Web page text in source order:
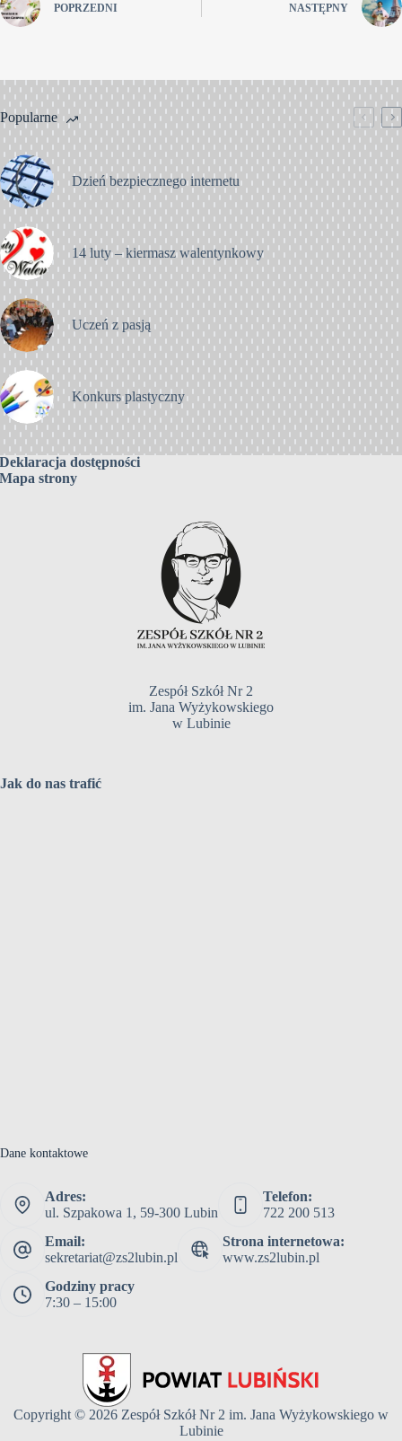
POPRZEDNI NASTĘPNY
Popularne
Dzień bezpiecznego internetu
14 luty – kiermasz walentynkowy
Uczeń z pasją
Konkurs plastyczny
Deklaracja dostępności
Mapa strony
Zespół Szkół Nr 2
im. Jana Wyżykowskiego
w Lubinie
Jak do nas trafić
Dane kontaktowe
Adres:
ul. Szpakowa 1, 59-300 Lubin
Telefon:
722 200 513
Email:
sekretariat@zs2lubin.pl
Strona internetowa:
www.zs2lubin.pl
Godziny pracy
7:30 – 15:00
Copyright © 2026 Zespół Szkół Nr 2 im. Jana Wyżykowskiego w
Lubinie